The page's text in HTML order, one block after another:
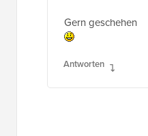
Gern geschehen
Antworten